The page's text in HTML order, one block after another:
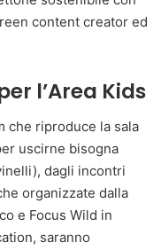
content creator ed
l’Area Kids
che riproduce la sala
uscirne bisogna
dagli incontri
organizzate dalla
e Focus Wild in
saranno